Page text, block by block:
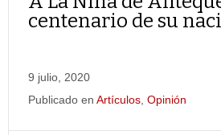
centenario de su
9 julio, 2020
Publicado en Artículos Opinión